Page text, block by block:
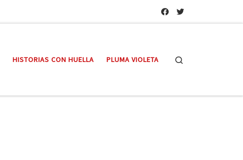
HISTORIAS CON HUELLA PLUMA VIOLETA